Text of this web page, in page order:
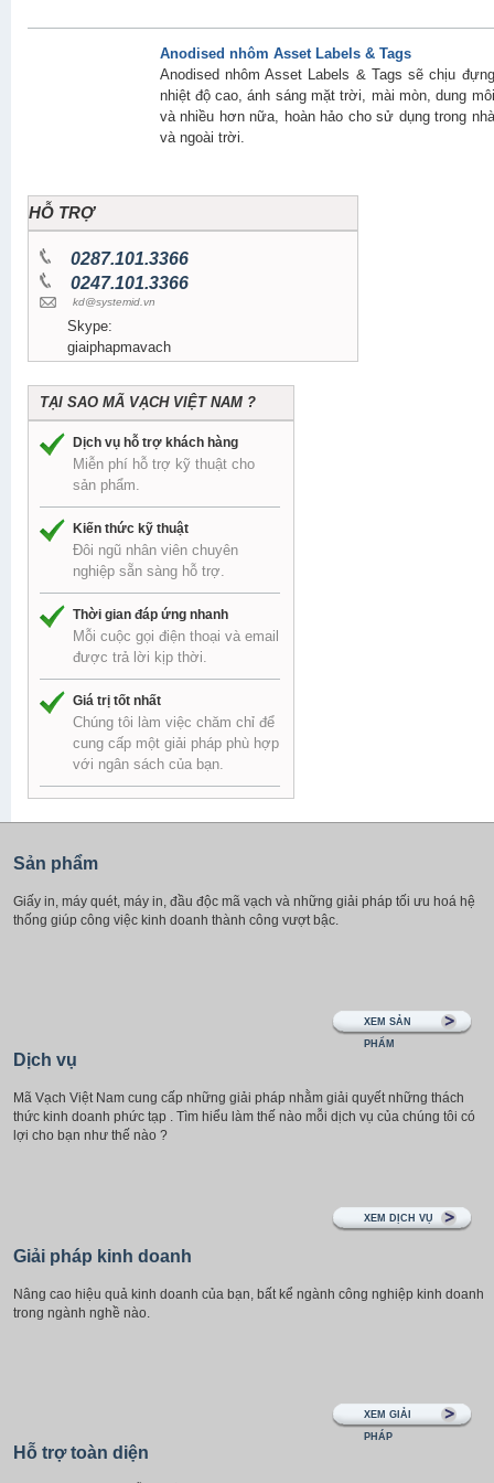
Anodised nhôm Asset Labels & Tags
Anodised nhôm Asset Labels & Tags sẽ chịu đựng
nhiệt độ cao, ánh sáng mặt trời, mài mòn, dung môi
và nhiều hơn nữa, hoàn hảo cho sử dụng trong nhà
và ngoài trời.
HỖ TRỢ
0287.101.3366
0247.101.3366
kd@systemid.vn
Skype:
giaiphapmavach
TẠI SAO MÃ VẠCH VIỆT NAM ?
Dịch vụ hỗ trợ khách hàng
Miễn phí hỗ trợ kỹ thuật cho
sản phẩm.
Kiến thức kỹ thuật
Đôi ngũ nhân viên chuyên
nghiệp sẵn sàng hỗ trợ.
Thời gian đáp ứng nhanh
Mỗi cuộc gọi điện thoại và email
được trả lời kịp thời.
Giá trị tốt nhất
Chúng tôi làm việc chăm chỉ để
cung cấp một giải pháp phù hợp
với ngân sách của bạn.
Sản phẩm
Giấy in, máy quét, máy in, đầu độc mã vạch và những giải pháp tối ưu hoá hệ
thống giúp công việc kinh doanh thành công vượt bậc.
XEM SẢN
PHẨM
Dịch vụ
Mã Vạch Việt Nam cung cấp những giải pháp nhằm giải quyết những thách
thức kinh doanh phức tạp . Tìm hiểu làm thế nào mỗi dịch vụ của chúng tôi có
lợi cho bạn như thế nào ?
XEM DỊCH VỤ
Giải pháp kinh doanh
Nâng cao hiệu quả kinh doanh của bạn, bất kể ngành công nghiệp kinh doanh
trong ngành nghề nào.
XEM GIẢI
PHÁP
Hỗ trợ toàn diện